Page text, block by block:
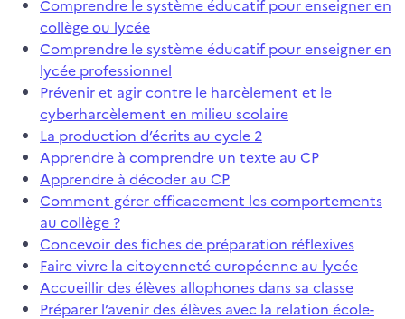
Comprendre le système éducatif pour enseigner en
collège ou lycée
Comprendre le système éducatif pour enseigner en
lycée professionnel
Prévenir et agir contre le harcèlement et le
cyberharcèlement en milieu scolaire
La production d’écrits au cycle 2
Apprendre à comprendre un texte au CP
Apprendre à décoder au CP
Comment gérer efficacement les comportements
au collège ?
Concevoir des fiches de préparation réflexives
Faire vivre la citoyenneté européenne au lycée
Accueillir des élèves allophones dans sa classe
Préparer l’avenir des élèves avec la relation école-